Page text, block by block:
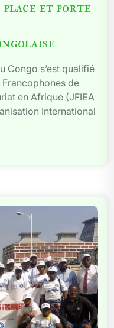
place et porte
Congo s’est qualifié
de
en Afrique (JFIEA
International